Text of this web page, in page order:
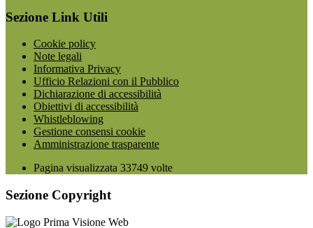
Sezione Link Utili
Cookie policy
Note legali
Informativa Privacy
Ufficio Relazioni con il Pubblico
Dichiarazione di accessibilità
Obiettivi di accessibilità
Whistleblowing
Gestione consensi cookie
Amministrazione trasparente
Pagina visualizzata 33749 volte
Sezione Copyright